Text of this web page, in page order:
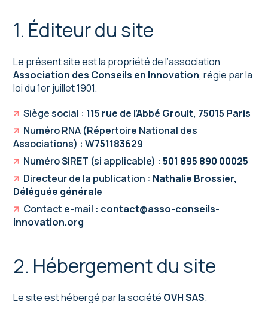
1. Éditeur du site
Le présent site est la propriété de l’association
Association des Conseils en Innovation, régie par la
loi du 1er juillet 1901.
Siège social : 115 rue de l’Abbé Groult, 75015 Paris
Numéro RNA (Répertoire National des
Associations) : W751183629
Numéro SIRET (si applicable) : 501 895 890 00025
Directeur de la publication : Nathalie Brossier,
Déléguée générale
Contact e-mail : contact@asso-conseils-
innovation.org
2. Hébergement du site
Le site est hébergé par la société OVH SAS.